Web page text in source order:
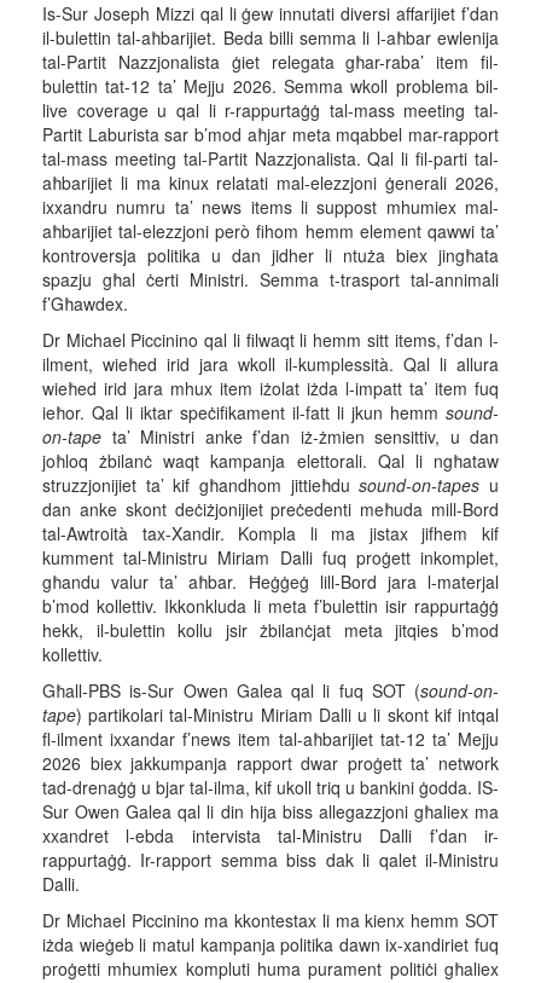
Is-Sur Joseph Mizzi qal li ġew innutati diversi affarijiet f’dan
il-bulettin tal-aħbarijiet. Beda billi semma li l-aħbar ewlenija
tal-Partit Nazzjonalista ġiet relegata għar-raba’ item fil-
bulettin tat-12 ta’ Mejju 2026. Semma wkoll problema bil-
live coverage u qal li r-rappurtaġġ tal-mass meeting tal-
Partit Laburista sar b’mod aħjar meta mqabbel mar-rapport
tal-mass meeting tal-Partit Nazzjonalista. Qal li fil-parti tal-
aħbarijiet li ma kinux relatati mal-elezzjoni ġenerali 2026,
ixxandru numru ta’ news items li suppost mhumiex mal-
aħbarijiet tal-elezzjoni però fihom hemm element qawwi ta’
kontroversja politika u dan jidher li ntuża biex jingħata
spazju għal ċerti Ministri. Semma t-trasport tal-annimali
f’Għawdex.
Dr Michael Piccinino qal li filwaqt li hemm sitt items, f’dan l-
ilment, wieħed irid jara wkoll il-kumplessità. Qal li allura
wieħed irid jara mhux item iżolat iżda l-impatt ta’ item fuq
ieħor. Qal li iktar speċifikament il-fatt li jkun hemm sound-
on-tape ta’ Ministri anke f’dan iż-żmien sensittiv, u dan
joħloq żbilanċ waqt kampanja elettorali. Qal li ngħataw
struzzjonijiet ta’ kif għandhom jittieħdusound-on-tapes u
dan anke skont deċiżjonijiet preċedenti meħuda mill-Bord
tal-Awtroità tax-Xandir. Kompla li ma jistax jifhem kif
kumment tal-Ministru Miriam Dalli fuq proġett inkomplet,
għandu valur ta’ aħbar. Ħeġġeġ lill-Bord jara l-materjal
b’mod kollettiv. Ikkonkluda li meta f’bulettin isir rappurtaġġ
hekk, il-bulettin kollu jsir żbilanċjat meta jitqies b’mod
kollettiv.
Għall-PBS is-Sur Owen Galea qal li fuq SOT (sound-on-
tape) partikolari tal-Ministru Miriam Dalli u li skont kif intqal
fl-ilment ixxandar f’news item tal-aħbarijiet tat-12 ta’ Mejju
2026 biex jakkumpanja rapport dwar proġett ta’ network
tad-drenaġġ u bjar tal-ilma, kif ukoll triq u bankini ġodda. IS-
Sur Owen Galea qal li din hija biss allegazzjoni għaliex ma
xxandret l-ebda intervista tal-Ministru Dalli f’dan ir-
rappurtaġġ. Ir-rapport semma biss dak li qalet il-Ministru
Dalli.
Dr Michael Piccinino ma kkontestax li ma kienx hemm SOT
iżda wieġeb li matul kampanja politika dawn ix-xandiriet fuq
proġetti mhumiex kompluti huma purament politiċi għaliex